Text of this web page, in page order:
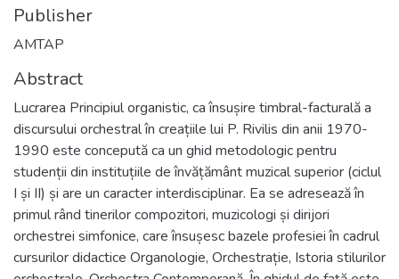
Publisher
AMTAP
Abstract
Lucrarea Principiul organistic, ca însușire timbral-facturală a
discursului orchestral în creațiile lui P. Rivilis din anii 1970-
1990 este concepută ca un ghid metodologic pentru
studenții din instituțiile de învățământ muzical superior (ciclul
I și II) și are un caracter interdisciplinar. Ea se adresează în
primul rând tinerilor compozitori, muzicologi și dirijori
orchestrei simfonice, care însușesc bazele profesiei în cadrul
cursurilor didactice Organologie, Orchestrație, Istoria stilurilor